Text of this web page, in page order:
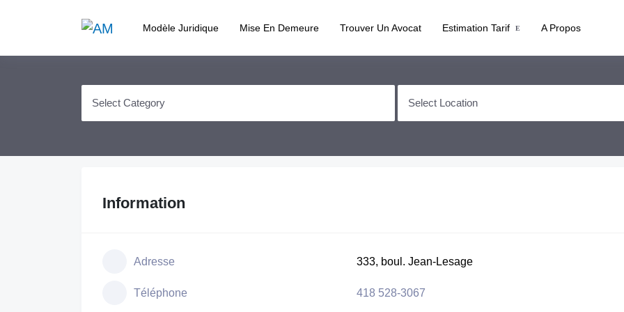
Modèle Juridique Mise En Demeure Trouver Un Avocat Estimation Tarif A Propos
Information
Adresse 333, boul. Jean-Lesage
Téléphone 418 528-3067